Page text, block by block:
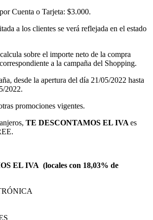
Cuenta o Tarjeta: $3.000.
a los clientes se verá reflejada en el estado
sobre el importe neto de la compra
a la campaña del Shopping.
desde la apertura del día 21/05/2022 hasta
2022.
promociones vigentes.
TE DESCONTAMOS EL IVA es
EL IVA (locales con 18,03% de